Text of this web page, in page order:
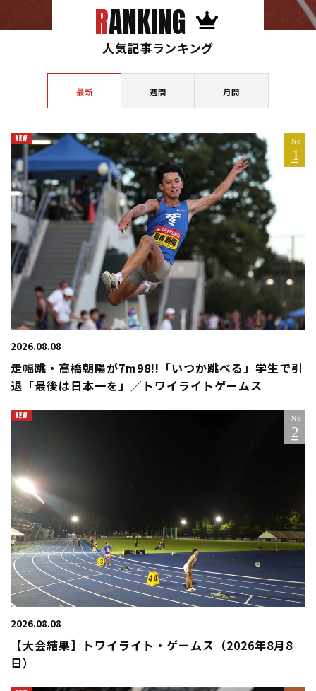
RANKING
人気記事ランキング
最新 週間 月間
2026.08.08
走幅跳・高橋朝陽が7m98!!「いつか跳べる」学生で引
退「最後は日本一を」／トワイライトゲームス
2026.08.08
【大会結果】トワイライト・ゲームス（2026年8月8
日）